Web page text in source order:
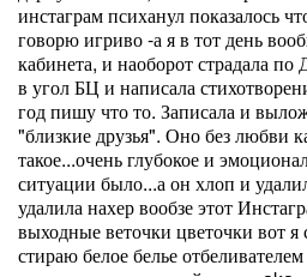
инстаграм психанул показалось
говорю игриво -а я в тот день
кабинета, и наоборот страдала
в угол БЦ и написала
год пишу что то. Записала и
"близкие друзья". Оно без любви
такое...очень глубокое и
ситуации было...а он хлоп и
удалила нахер вообзе этот
выходные веточки цветочки вот я
стираю белое белье